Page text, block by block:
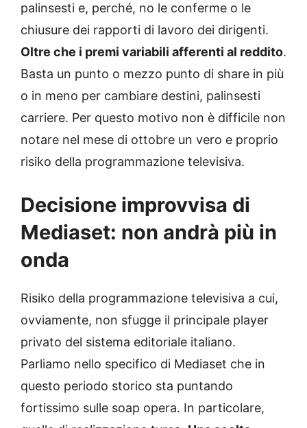
palinsesti e, perché, no le conferme o le
chiusure dei rapporti di lavoro dei dirigenti.
Oltre che i premi variabili afferenti al reddito.
Basta un punto o mezzo punto di share in più
o in meno per cambiare destini, palinsesti
carriere. Per questo motivo non è difficile non
notare nel mese di ottobre un vero e proprio
risiko della programmazione televisiva.
Decisione improvvisa di
Mediaset: non andrà più in
onda
Risiko della programmazione televisiva a cui,
ovviamente, non sfugge il principale player
privato del sistema editoriale italiano.
Parliamo nello specifico di Mediaset che in
questo periodo storico sta puntando
fortissimo sulle soap opera. In particolare,